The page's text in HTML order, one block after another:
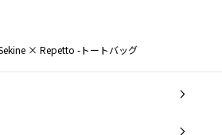
× Repetto -トートバッグ